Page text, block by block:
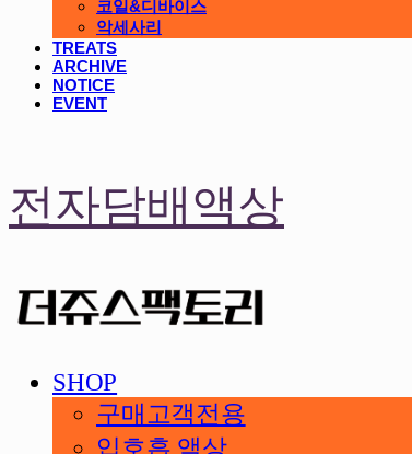
코일&디바이스
악세사리
TREATS
ARCHIVE
NOTICE
EVENT
전자담배액상
SHOP
구매고객전용
입호흡 액상